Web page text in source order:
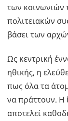
των κοινωνιών
πολιτειακών
βάσει των
Ως κεντρική
ηθικής, η
πως όλα τα
να πράττουν. Η
αποτελεί